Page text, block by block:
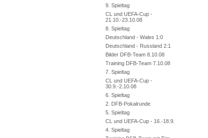
9. Spieltag
CL und UEFA-Cup -
21.10.-23.10.08
8. Spieltag
Deutschland - Wales 1:0
Deutschland - Russland 2:1
Bilder DFB-Team 8.10.08
Training DFB-Team 7.10.08
7. Spieltag
CL und UEFA-Cup -
30.9.-2.10.08
6. Spieltag
2. DFB-Pokalrunde
5. Spieltag
CL und UEFA-Cup - 16.-18.9.
4. Spieltag